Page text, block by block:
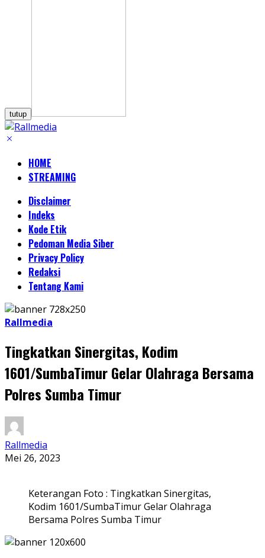
tutup
HOME
STREAMING
Disclaimer
Indeks
Kode Etik
Pedoman Media Siber
Privacy Policy
Redaksi
Tentang Kami
Rallmedia
Tingkatkan Sinergitas, Kodim
1601/SumbaTimur Gelar Olahraga Bersama
Polres Sumba Timur
Rallmedia
Mei 26, 2023
Keterangan Foto : Tingkatkan Sinergitas,
Kodim 1601/SumbaTimur Gelar Olahraga
Bersama Polres Sumba Timur